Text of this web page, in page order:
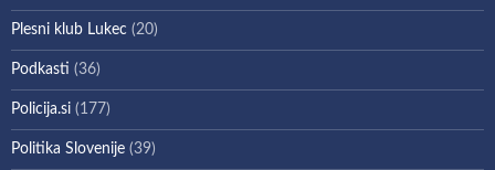
Plesni klub Lukec (20)
Podkasti (36)
Policija.si (177)
Politika Slovenije (39)